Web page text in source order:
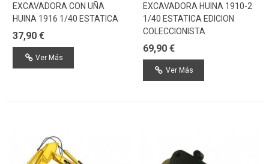
EXCAVADORA CON UÑA
HUINA 1916 1/40 ESTATICA
37,90 €
Ver Más
EXCAVADORA HUINA 1910-2
1/40 ESTATICA EDICION
COLECCIONISTA
69,90 €
Ver Más